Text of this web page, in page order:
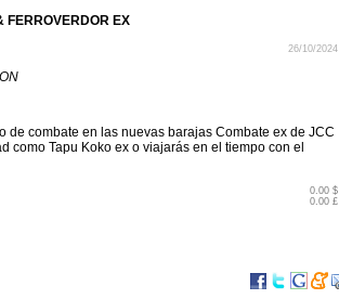
FERROVERDOR EX
26/10/2024
de combate en las nuevas barajas Combate ex de JCC
como Tapu Koko ex o viajarás en el tiempo con el
0.00 $
0.00 £